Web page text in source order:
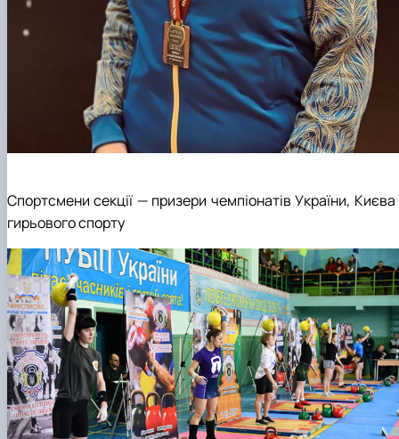
Спортсмени секції — призери чемпіонатів України, Києва
гирьового спорту